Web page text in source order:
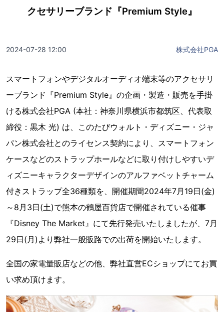
クセサリーブランド『Premium Style』
2024-07-28 12:00 株式会社PGA
スマートフォンやデジタルオーディオ端末等のアクセサリ
ーブランド『Premium Style』の企画・製造・販売を手掛
ける株式会社PGA (本社：神奈川県横浜市都筑区、代表取
締役：黒木 光) は、このたびウォルト・ディズニー・ジャ
パン株式会社とのライセンス契約により、スマートフォン
ケースなどのストラップホールなどに取り付けしやすいデ
ィズニーキャラクターデザインのアルファベットチャーム
付きストラップ全36種類を、開催期間2024年7月19日(金)
～8月3日(土)で熊本の鶴屋百貨店で開催されている催事
『Disney The Market』にて先行発売いたしましたが、7月
29日(月)より弊社一般販路での出荷を開始いたします。
全国の家電量販店などの他、弊社直営ECショップにてお買
い求め頂けます。